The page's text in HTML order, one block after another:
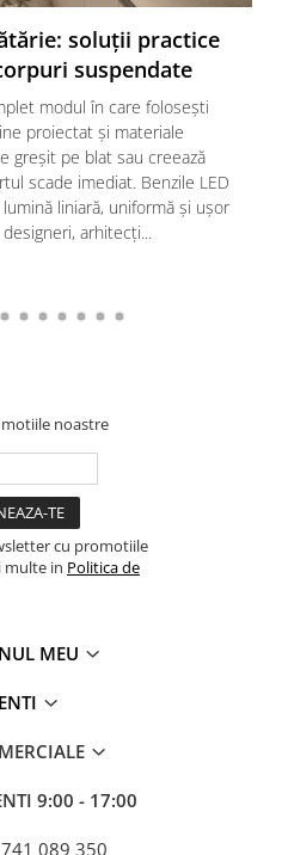
soluții practice
suspendate
modul în care folosești
proiectat și materiale
greșit pe blat sau creează
scade imediat. Benzile LED
liniară, uniformă și ușor
arhitecți...
noastre
cu promotiile
multe in Politica de
MEU
9:00 - 17:00
089 350